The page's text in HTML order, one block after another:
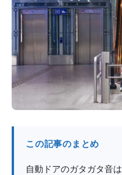
防火戸
埼玉
茨城
栃木
群馬
用語集
コラム
最新情報
法人のお客様へ
この記事のまとめ
自動ドアのガタガタ音